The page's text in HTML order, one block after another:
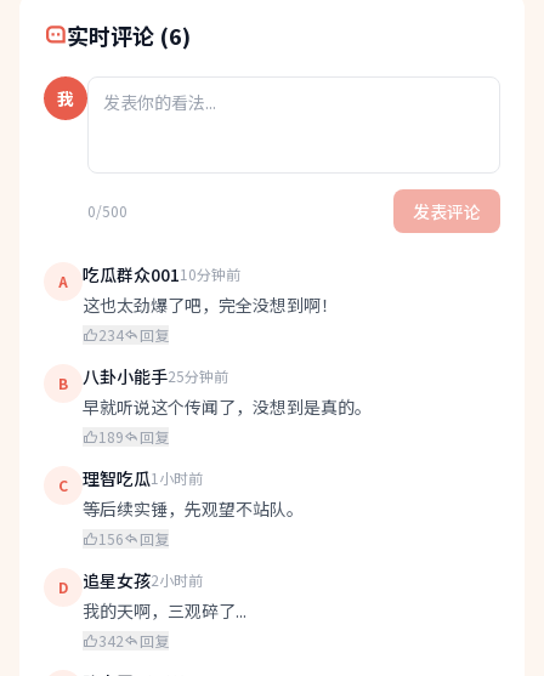
实时评论 (6)
我
0/500 发表评论
A 吃瓜群众00110分钟前
这也太劲爆了吧，完全没想到啊！
234 回复
B 八卦小能手25分钟前
早就听说这个传闻了，没想到是真的。
189 回复
C 理智吃瓜1小时前
等后续实锤，先观望不站队。
156 回复
D 追星女孩2小时前
我的天啊，三观碎了...
342 回复